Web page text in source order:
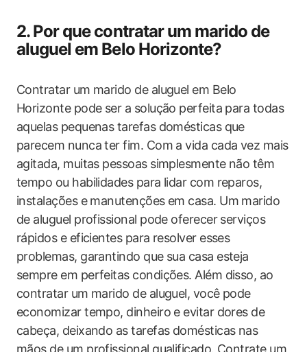
2. Por que contratar um marido de
aluguel em Belo Horizonte?
Contratar um marido de aluguel em Belo
Horizonte pode ser a solução perfeita para todas
aquelas pequenas tarefas domésticas que
parecem nunca ter fim. Com a vida cada vez mais
agitada, muitas pessoas simplesmente não têm
tempo ou habilidades para lidar com reparos,
instalações e manutenções em casa. Um marido
de aluguel profissional pode oferecer serviços
rápidos e eficientes para resolver esses
problemas, garantindo que sua casa esteja
sempre em perfeitas condições. Além disso, ao
contratar um marido de aluguel, você pode
economizar tempo, dinheiro e evitar dores de
cabeça, deixando as tarefas domésticas nas
mãos de um profissional qualificado. Contrate um